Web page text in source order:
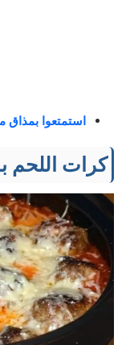
استمتعوا بمذاق
كرات اللحم